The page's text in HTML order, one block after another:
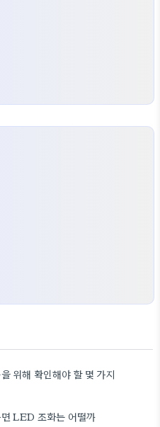
위해 확인해야 할 몇 가지
LED 조화는 어떨까